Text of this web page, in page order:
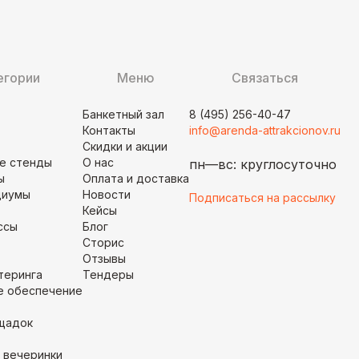
стенды
обеспечение
Меню
Банкетный зал
Контакты
Скидки и акции
О нас
Оплата и доставка
Новости
Кейсы
Блог
Сторис
Отзывы
Тендеры
Связаться
8 (495) 256-40-47
info@arenda-attrakcionov.ru
пн—вс: круглосуточно
Подписаться на рассылку